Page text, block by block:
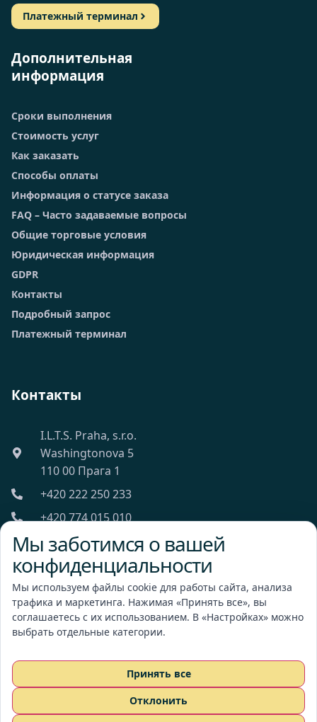
Платежный терминал
Дополнительная
информация
Сроки выполнения
Стоимость услуг
Как заказать
Способы оплаты
Информация о статусе заказа
FAQ – Часто задаваемые вопросы
Общие торговые условия
Юридическая информация
GDPR
Контакты
Подробный запрос
Платежный терминал
Контакты
I.L.T.S. Praha, s.r.o.
Washingtonova 5
110 00 Прага 1
+420 222 250 233
+420 774 015 010
ilts@ilts.cz
Пн-Пт: 8:00 - 18:00
I.L.T.S. Praha, s.r.o.
Мы заботимся о вашей
конфиденциальности
Мы используем файлы cookie для работы сайта, анализа
трафика и маркетинга. Нажимая «Принять все», вы
соглашаетесь с их использованием. В «Настройках» можно
выбрать отдельные категории.
Принять все
Отклонить